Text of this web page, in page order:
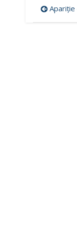
în
Apariție